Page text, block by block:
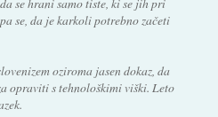
se, da je karkoli potrebno začeti
oziroma jasen dokaz, da
opraviti s tehnološkimi viški. Leto